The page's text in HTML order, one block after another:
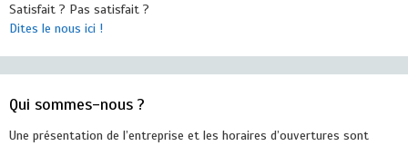
Satisfait ? Pas satisfait ?
Dites le nous ici !
Qui sommes-nous ?
Une présentation de l’entreprise et les horaires d’ouvertures sont